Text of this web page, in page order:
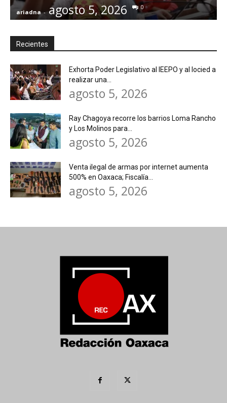
ariadna - agosto 5, 2026 0
Recientes
Exhorta Poder Legislativo al IEEPO y al Iocied a
realizar una...
agosto 5, 2026
Ray Chagoya recorre los barrios Loma Rancho
y Los Molinos para...
agosto 5, 2026
Venta ilegal de armas por internet aumenta
500% en Oaxaca; Fiscalía...
agosto 5, 2026